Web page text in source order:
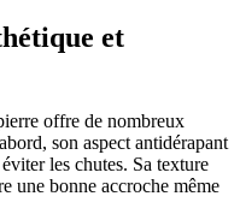
et
offre de nombreux
son aspect antidérapant
les chutes. Sa texture
une bonne accroche même